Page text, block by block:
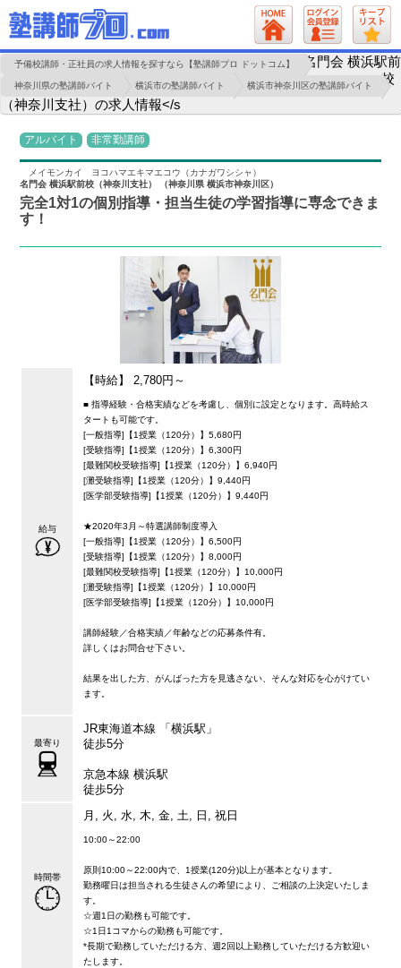
予備校講師・正社員の求人情報を探すなら【塾講師プロ ドットコム】
神奈川県の塾講師バイト 横浜市の塾講師バイト 横浜市神奈川区の塾講師バイト
名門会 横浜駅前
校
（神奈川支社）の求人情報</s
アルバイト 非常勤講師
メイモンカイ ヨコハマエキマエコウ（カナガワシシャ）
名門会 横浜駅前校（神奈川支社） （神奈川県 横浜市神奈川区）
完全1対1の個別指導・担当生徒の学習指導に専念できま
す！
給与
【時給】 2,780円～
■ 指導経験・合格実績などを考慮し、個別に設定となります。高時給ス
タートも可能です。
[一般指導]【1授業（120分）】5,680円
[受験指導]【1授業（120分）】6,300円
[最難関校受験指導]【1授業（120分）】6,940円
[灘受験指導]【1授業（120分）】9,440円
[医学部受験指導]【1授業（120分）】9,440円
★2020年3月～特選講師制度導入
[一般指導]【1授業（120分）】6,500円
[受験指導]【1授業（120分）】8,000円
[最難関校受験指導]【1授業（120分）】10,000円
[灘受験指導]【1授業（120分）】10,000円
[医学部受験指導]【1授業（120分）】10,000円
講師経験／合格実績／年齢などの応募条件有。
詳しくはお問合せ下さい。
結果を出した方、がんばった方を見逃さない、そんな対応を心がけてい
ます。
最寄り
JR東海道本線 「横浜駅」
徒歩5分
京急本線 横浜駅
徒歩5分
時間帯
月, 火, 水, 木, 金, 土, 日, 祝日
10:00～22:00
原則10:00～22:00内で、1授業(120分)以上が基本となります。
勤務曜日は担当される生徒さんの希望により、ご相談の上決定いたしま
す。
☆週1日の勤務も可能です。
☆1日1コマからの勤務も可能です。
*長期で勤務していただける方、週2回以上勤務していただける方歓迎い
たします。